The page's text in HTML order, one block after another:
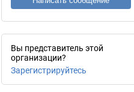
Вы представитель этой
организации?
Зарегистрируйтесь